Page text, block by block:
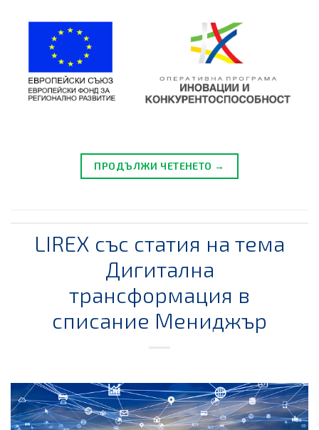
ПРОДЪЛЖИ ЧЕТЕНЕТО →
LIREX със статия на тема
Дигитална
трансформация в
списание Мениджър